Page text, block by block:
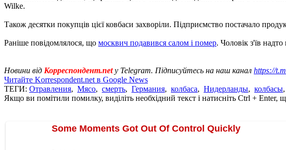
Wilke.
Також десятки покупців цієї ковбаси захворіли. Підприємство постачало
Раніше повідомлялося, що москвич подавився салом і помер. Чоловік з'їв
Новини від Корреспондент.netу Telegram. Підписуйтесь на наш канал https://
Читайте Korrespondent.net в Google News
ТЕГИ: Отравления, Мясо, смерть, Германия, колбаса, Нидерланды, колбасы,
Якщо ви помітили помилку, виділіть необхідний текст і натисніть Ctrl + Enter,